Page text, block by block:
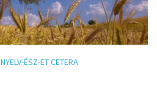
NYELV-ÉSZ-ET CETERA